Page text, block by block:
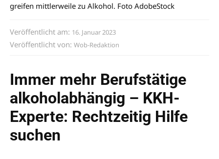
greifen mittlerweile zu Alkohol. Foto AdobeStock
Veröffentlicht am: 16. Januar 2023
Veröffentlicht von: Wob-Redaktion
Immer mehr Berufstätige
alkoholabhängig – KKH-
Experte: Rechtzeitig Hilfe
suchen